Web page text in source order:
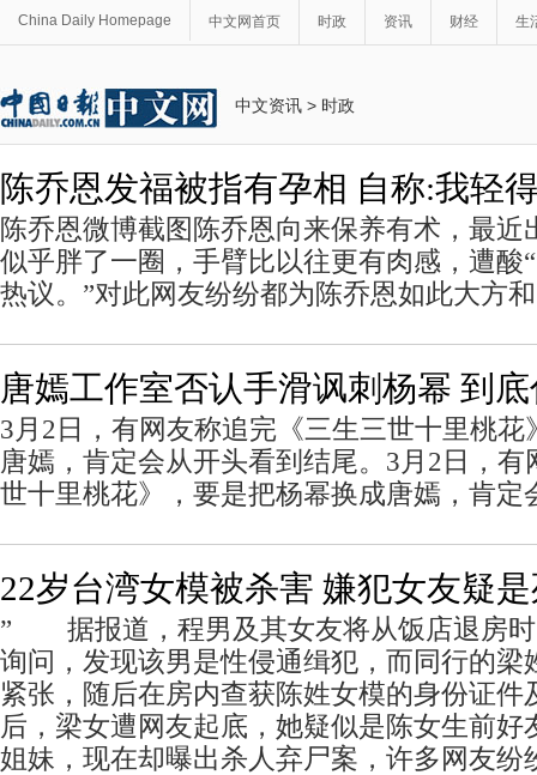
China Daily Homepage 中文网首页 时政 资讯 财经 生
中文资讯 > 时政
陈乔恩发福被指有孕相 自称:我轻
陈乔恩微博截图陈乔恩向来保养有术，最近
似乎胖了一圈，手臂比以往更有肉感，遭酸
热议。”对此网友纷纷都为陈乔恩如此大方
唐嫣工作室否认手滑讽刺杨幂 到
3月2日，有网友称追完《三生三世十里桃花
唐嫣，肯定会从开头看到结尾。3月2日，
世十里桃花》，要是把杨幂换成唐嫣，肯定
22岁台湾女模被杀害 嫌犯女友疑
” 据报道，程男及其女友将从饭店退房时
询问，发现该男是性侵通缉犯，而同行的梁
紧张，随后在房内查获陈姓女模的身份证件
后，梁女遭网友起底，她疑似是陈女生前好
姐妹，现在却曝出杀人弃尸案，许多网友纷